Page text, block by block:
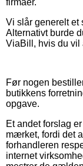
Vi slår generelt et
Alternativt burde
ViaBill, hvis du vil
Før nogen
butikkens
opgave.
Et andet forslag
mærket, fordi det
forhandleren
internet